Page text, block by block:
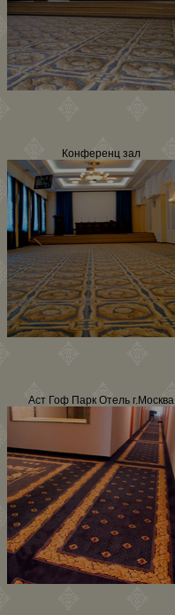
Конференц зал
Аст Гоф Парк Отель г.Москва